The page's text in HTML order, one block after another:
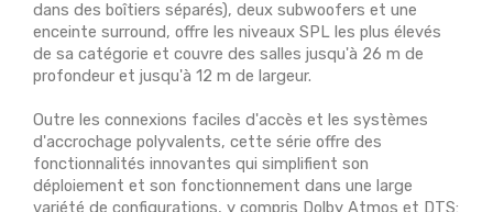
dans des boîtiers séparés), deux subwoofers et une
enceinte surround, offre les niveaux SPL les plus élevés
de sa catégorie et couvre des salles jusqu'à 26 m de
profondeur et jusqu'à 12 m de largeur.
Outre les connexions faciles d'accès et les systèmes
d'accrochage polyvalents, cette série offre des
fonctionnalités innovantes qui simplifient son
déploiement et son fonctionnement dans une large
variété de configurations, y compris Dolby Atmos et DTS: